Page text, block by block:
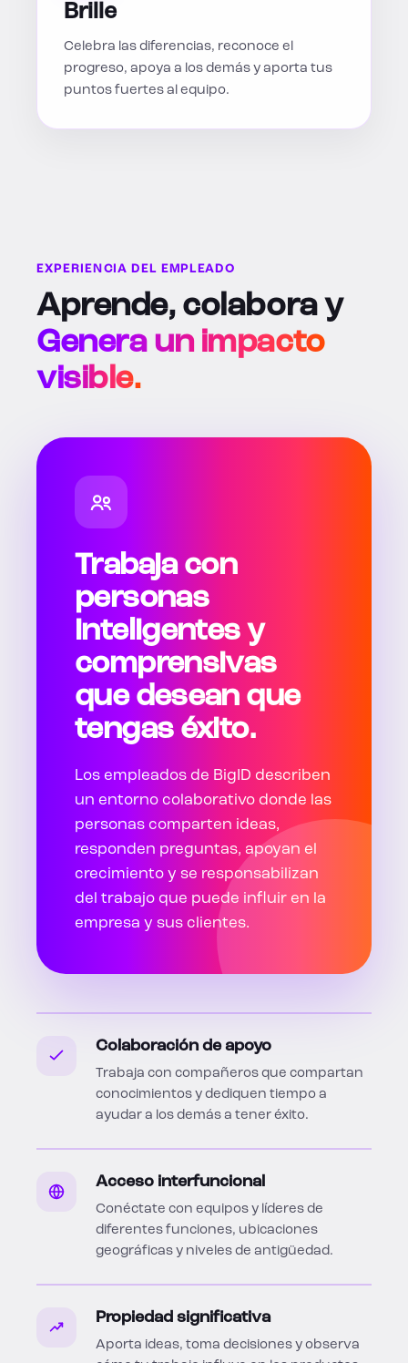
Brille
Celebra las diferencias, reconoce el
progreso, apoya a los demás y aporta tus
puntos fuertes al equipo.
EXPERIENCIA DEL EMPLEADO
Aprende, colabora y
Genera un impacto
visible.
Trabaja con
personas
inteligentes y
comprensivas
que desean que
tengas éxito.
Los empleados de BigID describen
un entorno colaborativo donde las
personas comparten ideas,
responden preguntas, apoyan el
crecimiento y se responsabilizan
del trabajo que puede influir en la
empresa y sus clientes.
Colaboración de apoyo
Trabaja con compañeros que compartan
conocimientos y dediquen tiempo a
ayudar a los demás a tener éxito.
Acceso interfuncional
Conéctate con equipos y líderes de
diferentes funciones, ubicaciones
geográficas y niveles de antigüedad.
Propiedad significativa
Aporta ideas, toma decisiones y observa